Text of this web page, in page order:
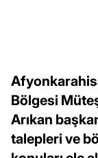
Bölgesi
Arıkan
talepleri ve